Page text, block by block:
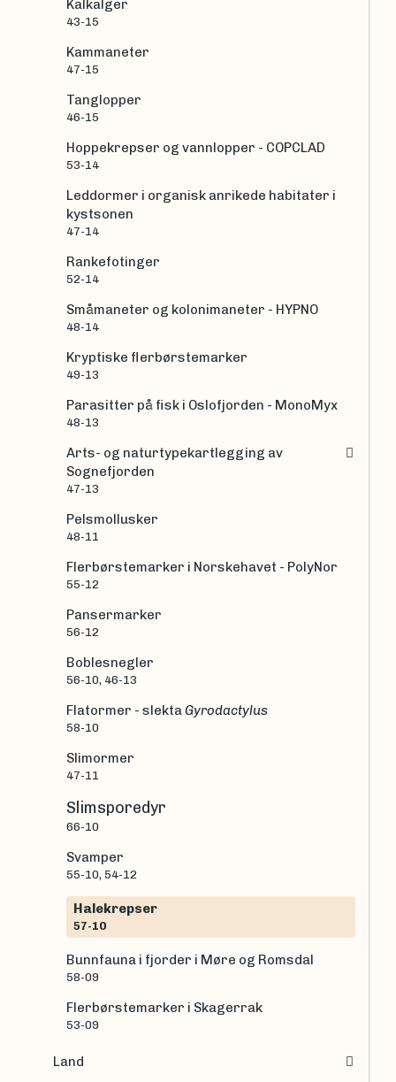
Kalkalger
43-15
Kammaneter
47-15
Tanglopper
46-15
Hoppekrepser og vannlopper - COPCLAD
53-14
Leddormer i organisk anrikede habitater i
kystsonen
47-14
Rankefotinger
52-14
Småmaneter og kolonimaneter - HYPNO
48-14
Kryptiske flerbørstemarker
49-13
Parasitter på fisk i Oslofjorden - MonoMyx
48-13
Arts- og naturtypekartlegging av
Sognefjorden
47-13
Pelsmollusker
48-11
Flerbørstemarker i Norskehavet - PolyNor
55-12
Pansermarker
56-12
Boblesnegler
56-10, 46-13
Flatormer - slektaGyrodactylus
58-10
Slimormer
47-11
Slimsporedyr
66-10
Svamper
55-10, 54-12
Halekrepser
57-10
Bunnfauna i fjorder i Møre og Romsdal
58-09
Flerbørstemarker i Skagerrak
53-09
Land